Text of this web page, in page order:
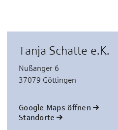
Tanja Schatte e.K.
Nußanger 6
37079 Göttingen
Google Maps öffnen
Standorte